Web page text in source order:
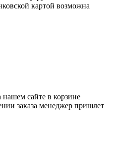
картой возможна
сайте в корзине
заказа менеджер пришлет